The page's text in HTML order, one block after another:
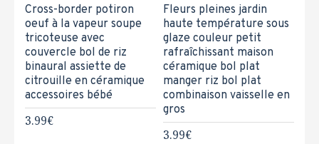
Cross-border potiron
oeuf à la vapeur soupe
tricoteuse avec
couvercle bol de riz
binaural assiette de
citrouille en céramique
accessoires bébé
3.99€
Fleurs pleines jardin
haute température sous
glaze couleur petit
rafraîchissant maison
céramique bol plat
manger riz bol plat
combinaison vaisselle en
gros
3.99€